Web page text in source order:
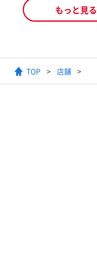
もっと見る
TOP 店舗